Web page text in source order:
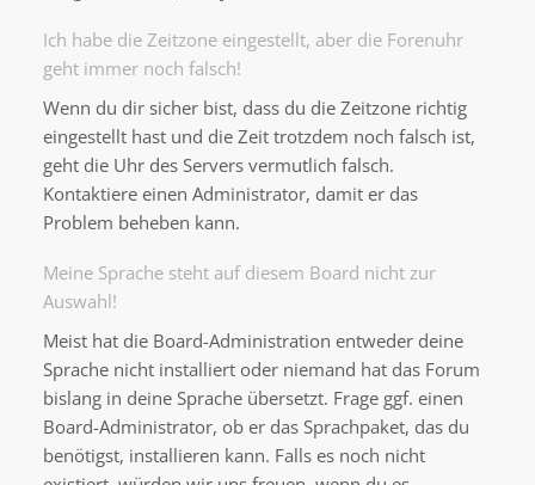
Ich habe die Zeitzone eingestellt, aber die Forenuhr
geht immer noch falsch!
Wenn du dir sicher bist, dass du die Zeitzone richtig
eingestellt hast und die Zeit trotzdem noch falsch ist,
geht die Uhr des Servers vermutlich falsch.
Kontaktiere einen Administrator, damit er das
Problem beheben kann.
Meine Sprache steht auf diesem Board nicht zur
Auswahl!
Meist hat die Board-Administration entweder deine
Sprache nicht installiert oder niemand hat das Forum
bislang in deine Sprache übersetzt. Frage ggf. einen
Board-Administrator, ob er das Sprachpaket, das du
benötigst, installieren kann. Falls es noch nicht